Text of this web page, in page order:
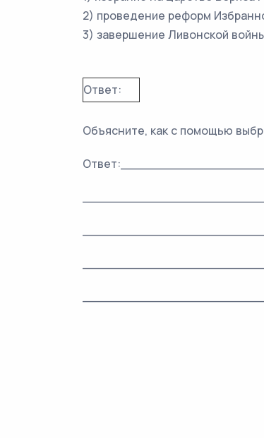
2) проведение реформ
3) завершение Ливонской
Ответ:
Объясните, как с помощью